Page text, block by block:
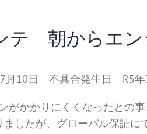
テ 朝からエン
月10日 不具合発生日 R5年
がかかりにくくなったとの
したが、グローバル保証に